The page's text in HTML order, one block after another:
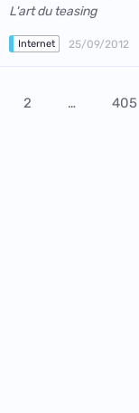
L'art du teasing
Internet 25/09/2012
2 … 405